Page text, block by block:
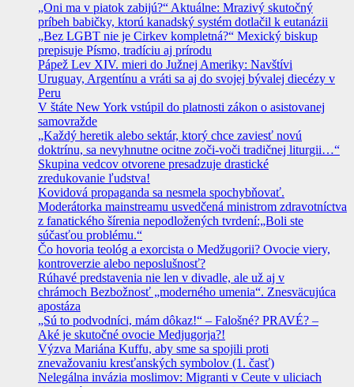
„Oni ma v piatok zabijú?“ Aktuálne: Mrazivý skutočný
príbeh babičky, ktorú kanadský systém dotlačil k eutanázii
„Bez LGBT nie je Cirkev kompletná?“ Mexický biskup
prepisuje Písmo, tradíciu aj prírodu
Pápež Lev XIV. mieri do Južnej Ameriky: Navštívi
Uruguay, Argentínu a vráti sa aj do svojej bývalej diecézy v
Peru
V štáte New York vstúpil do platnosti zákon o asistovanej
samovražde
„Každý heretik alebo sektár, ktorý chce zaviesť novú
doktrínu, sa nevyhnutne ocitne zoči-voči tradičnej liturgii…“
Skupina vedcov otvorene presadzuje drastické
zredukovanie ľudstva!
Kovidová propaganda sa nesmela spochybňovať.
Moderátorka mainstreamu usvedčená ministrom zdravotníctva
z fanatického šírenia nepodložených tvrdení:„Boli ste
súčasťou problému.“
Čo hovoria teológ a exorcista o Medžugorii? Ovocie viery,
kontroverzie alebo neposlušnosť?
Rúhavé predstavenia nie len v divadle, ale už aj v
chrámoch Bezbožnosť „moderného umenia“. Znesväcujúca
apostáza
„Sú to podvodníci, mám dôkaz!“ – Falošné? PRAVÉ? –
Aké je skutočné ovocie Medjugorja?!
Výzva Mariána Kuffu, aby sme sa spojili proti
znevažovaniu kresťanských symbolov (1. časť)
Nelegálna invázia moslimov: Migranti v Ceute v uliciach